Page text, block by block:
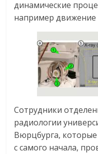
динамические
например движение
Сотрудники
радиологии
Вюрцбурга,
с самого начала,